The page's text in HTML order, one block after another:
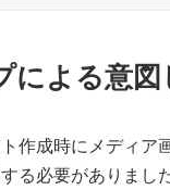
による意
作成時にメディア
る必要がありました